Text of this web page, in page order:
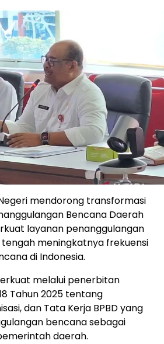
mendorong transformasi
Bencana Daerah
layanan penanggulangan
meningkatnya frekuensi
di Indonesia.
melalui penerbitan
Tahun 2025 tentang
dan Tata Kerja BPBD yang
bencana sebagai
daerah.